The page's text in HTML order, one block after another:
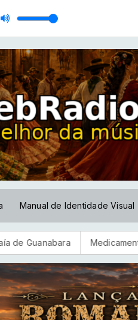
Manual de Identidade Visual
Medicamento reduz